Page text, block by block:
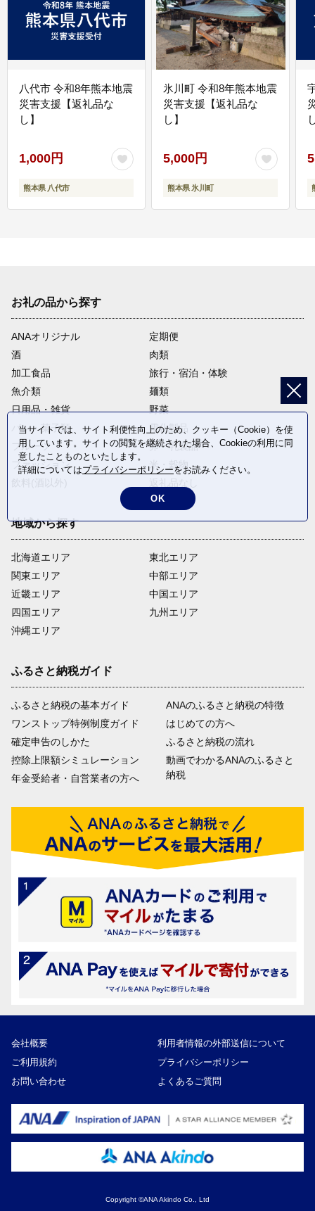
67,000円
八代市 令和8年熊本地震
災害支援【返礼品な
し】
1,000円
熊本県 八代市
氷川町 令和8年熊本地震
災害支援【返礼品な
し】
5,000円
熊本県 氷川町
お礼の品から探す
ANAオリジナル
定期便
酒
肉類
加工食品
旅行・宿泊・体験
魚介類
麺類
日用品・雑貨
野菜
パン・菓子類
電化製品
フルーツ
卵・乳製品
ファッション
米・穀物
地域から探す
北海道エリア
関東エリア
近畿エリア
四国エリア
沖縄エリア
東北エリア
中部エリア
中国エリア
九州エリア
ふるさと納税ガイド
ふるさと納税の基本ガイド
ワンストップ特例制度ガイド
確定申告のしかた
控除上限額シミュレーション
年金受給者・自営業者の方へ
ANAのふるさと納税の特徴
はじめての方へ
ふるさと納税の流れ
動画でわかるANAのふるさと
納税
会社概要
利用者情報の外部送信について
ご利用規約
プライバシーポリシー
お問い合わせ
よくあるご質問
Copyright ©ANA Akindo Co., Ltd
当サイトでは、サイト利便性向上のため、クッキー（Cookie）を使
用しています。サイトの閲覧を継続された場合、Cookieの利用に同
意したことものといたします。
詳細についてはプライバシーポリシーをお読みください。
OK